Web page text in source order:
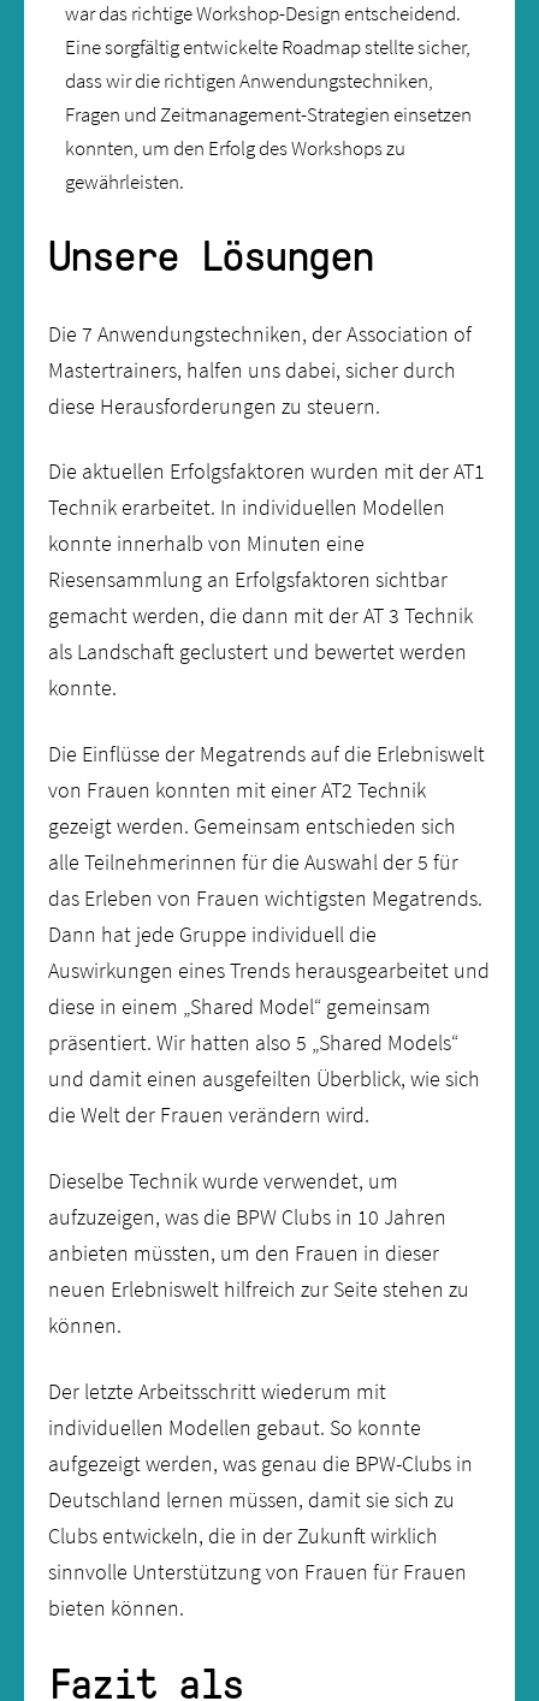
war das richtige Workshop-Design entscheidend.
Eine sorgfältig entwickelte Roadmap stellte sicher,
dass wir die richtigen Anwendungstechniken,
Fragen und Zeitmanagement-Strategien einsetzen
konnten, um den Erfolg des Workshops zu
gewährleisten.
Unsere Lösungen
Die 7 Anwendungstechniken, der Association of
Mastertrainers, halfen uns dabei, sicher durch
diese Herausforderungen zu steuern.
Die aktuellen Erfolgsfaktoren wurden mit der AT1
Technik erarbeitet. In individuellen Modellen
konnte innerhalb von Minuten eine
Riesensammlung an Erfolgsfaktoren sichtbar
gemacht werden, die dann mit der AT 3 Technik
als Landschaft geclustert und bewertet werden
konnte.
Die Einflüsse der Megatrends auf die Erlebniswelt
von Frauen konnten mit einer AT2 Technik
gezeigt werden. Gemeinsam entschieden sich
alle Teilnehmerinnen für die Auswahl der 5 für
das Erleben von Frauen wichtigsten Megatrends.
Dann hat jede Gruppe individuell die
Auswirkungen eines Trends herausgearbeitet und
diese in einem „Shared Model“ gemeinsam
präsentiert. Wir hatten also 5 „Shared Models“
und damit einen ausgefeilten Überblick, wie sich
die Welt der Frauen verändern wird.
Dieselbe Technik wurde verwendet, um
aufzuzeigen, was die BPW Clubs in 10 Jahren
anbieten müssten, um den Frauen in dieser
neuen Erlebniswelt hilfreich zur Seite stehen zu
können.
Der letzte Arbeitsschritt wiederum mit
individuellen Modellen gebaut. So konnte
aufgezeigt werden, was genau die BPW-Clubs in
Deutschland lernen müssen, damit sie sich zu
Clubs entwickeln, die in der Zukunft wirklich
sinnvolle Unterstützung von Frauen für Frauen
bieten können.
Fazit als